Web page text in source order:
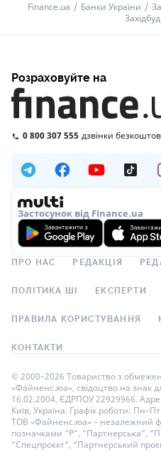
Finance.ua Банки України
Розраховуйте на
0 800 307 555 дзвінки
Застосунок від Finance.ua
ПРО НАС РЕДАКЦІЯ
ПОЛІТИКА ШІ ЕКСПЕРТИ
ПРАВИЛА КОРИСТУВАННЯ
КОНТАКТИ
© 2000–2026 Товариство з
«Файненс.юа», свідоцтво на знак
16.02.2004, ЄДРПОУ 22929966.
Київ, Україна. Графік роботи:
ТОВ «Файненс.юа» – незалежний
позначками “Р”, “Партнерська”,
“Спецпроєкт”, “Партнерський